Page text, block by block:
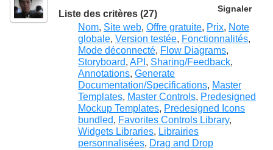
Signaler
Liste des critères (27)
Nom, Site web, Offre gratuite, Prix, Note
globale, Version testée, Fonctionnalités,
Mode déconnecté, Flow Diagrams,
Storyboard, API , Sharing/Feedback,
Annotations, Generate
Documentation/Specifications, Master
Templates, Master Controls, Predesigned
Mockup Templates, Predesigned Icons
bundled, Favorites Controls Library,
Widgets Libraries, Librairies
personnalisées, Drag and Drop